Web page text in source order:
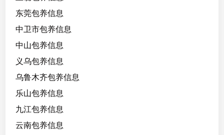
7
/
1
5
/
B
高
中
生
东莞包养信息
中卫市包养信息
中山包养信息
义乌包养信息
乌鲁木齐包养信息
乐山包养信息
九江包养信息
云南包养信息